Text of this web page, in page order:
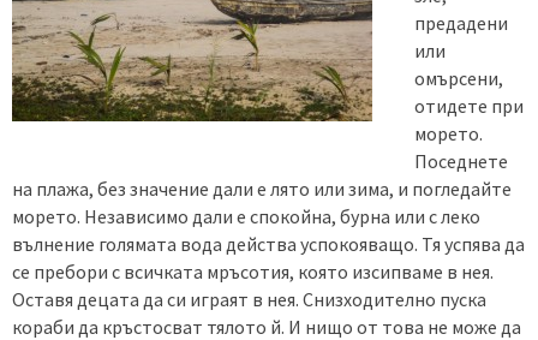
предадени
или
омърсени,
отидете при
морето.
Поседнете
на плажа, без значение дали е лято или зима, и погледайте
морето. Независимо дали е спокойна, бурна или с леко
вълнение голямата вода действа успокояващо. Тя успява да
се пребори с всичката мръсотия, която изсипваме в нея.
Оставя децата да си играят в нея. Снизходително пуска
кораби да кръстосват тялото й. И нищо от това не може да